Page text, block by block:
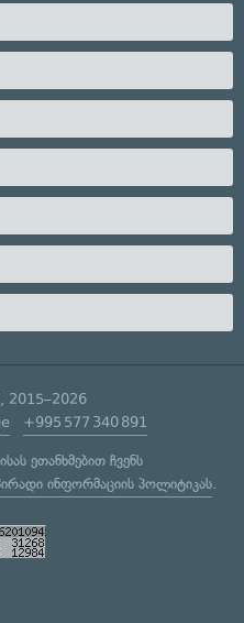
2015–2026
+995 577 340 891
ეთანხმებით ჩვენს
ინფორმაციის პოლიტიკას.